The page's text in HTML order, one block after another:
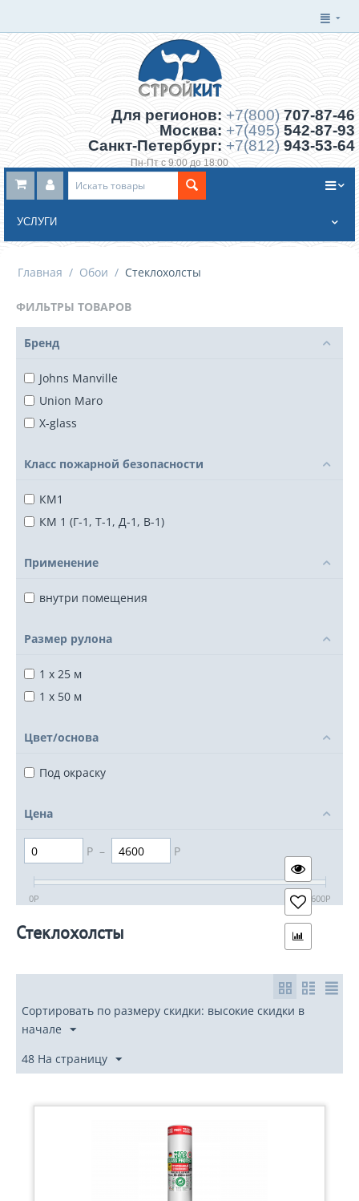
Для регионов: +7(800) 707-87-46
Москва: +7(495) 542-87-93
Санкт-Петербург: +7(812) 943-53-64
Пн-Пт с 9:00 до 18:00
Заказать обратный звонок
УСЛУГИ
Главная / Обои / Стеклохолсты
ФИЛЬТРЫ ТОВАРОВ
Бренд
Johns Manville
Union Maro
X-glass
Класс пожарной безопасности
КМ1
КМ 1 (Г-1, Т-1, Д-1, В-1)
Применение
внутри помещения
Размер рулона
1 x 25 м
1 x 50 м
Цвет/основа
Под окраску
Цена
Р – Р
0Р 4600Р
Стеклохолсты
Сортировать по размеру скидки: высокие скидки в
начале
48 На страницу